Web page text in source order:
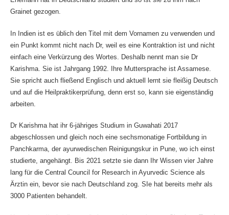
Grainet gezogen.
In Indien ist es üblich den Titel mit dem Vornamen zu verwenden und
ein Punkt kommt nicht nach Dr, weil es eine Kontraktion ist und nicht
einfach eine Verkürzung des Wortes. Deshalb nennt man sie Dr
Karishma. Sie ist Jahrgang 1992. Ihre Muttersprache ist Assamese.
Sie spricht auch fließend Englisch und aktuell lernt sie fleißig Deutsch
und auf die Heilpraktikerprüfung, denn erst so, kann sie eigenständig
arbeiten.
Dr Karishma hat ihr 6-jähriges Studium in Guwahati 2017
abgeschlossen und gleich noch eine sechsmonatige Fortbildung in
Panchkarma, der ayurwedischen Reinigungskur in Pune, wo ich einst
studierte, angehängt. Bis 2021 setzte sie dann Ihr Wissen vier Jahre
lang für die Central Council for Research in Ayurvedic Science als
Ärztin ein, bevor sie nach Deutschland zog. SIe hat bereits mehr als
3000 Patienten behandelt.